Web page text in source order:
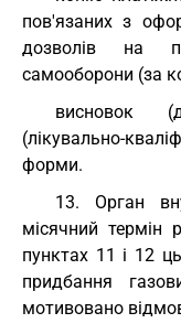
пов'язаних з
дозволів на
самооборони (за
висновок
(лікувально-
форми.
13. Орган
місячний термін
пунктах 11 і 12
придбання
мотивовано